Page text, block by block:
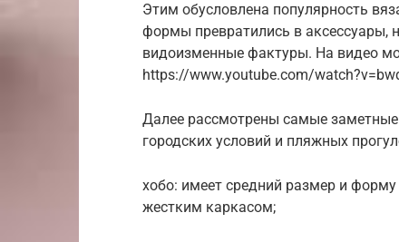
Этим обусловлена популярность
формы превратились в аксессуары,
видоизменные фактуры. На видео
https://www.youtube.com/
Далее рассмотрены самые
городских условий и пляжных
хобо: имеет средний размер и
жестким каркасом;